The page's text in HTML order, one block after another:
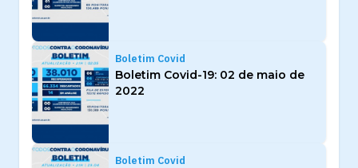
Boletim Covid
Boletim Covid-19: 02 de maio de
2022
Boletim Covid